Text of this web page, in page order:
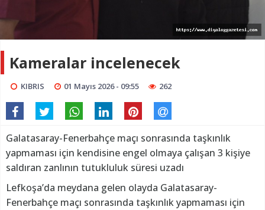
Kameralar incelenecek
KIBRIS 01 Mayıs 2026 - 09:55 262
Galatasaray-Fenerbahçe maçı sonrasında taşkınlık
yapmaması için kendisine engel olmaya çalışan 3 kişiye
saldıran zanlının tutukluluk süresi uzadı
Lefkoşa’da meydana gelen olayda Galatasaray-
Fenerbahçe maçı sonrasında taşkınlık yapmaması için